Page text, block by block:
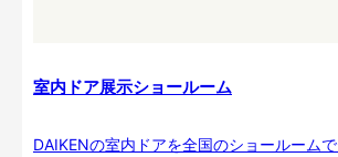
室内ドア展示ショールーム
DAIKENの室内ドアを全国のショールーム